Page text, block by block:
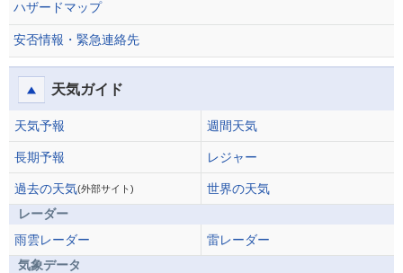
ハザードマップ
安否情報・緊急連絡先
天気ガイド
天気予報 週間天気
長期予報 レジャー
過去の天気(外部サイト)
世界の天気
レーダー
雨雲レーダー
雷レーダー
気象データ